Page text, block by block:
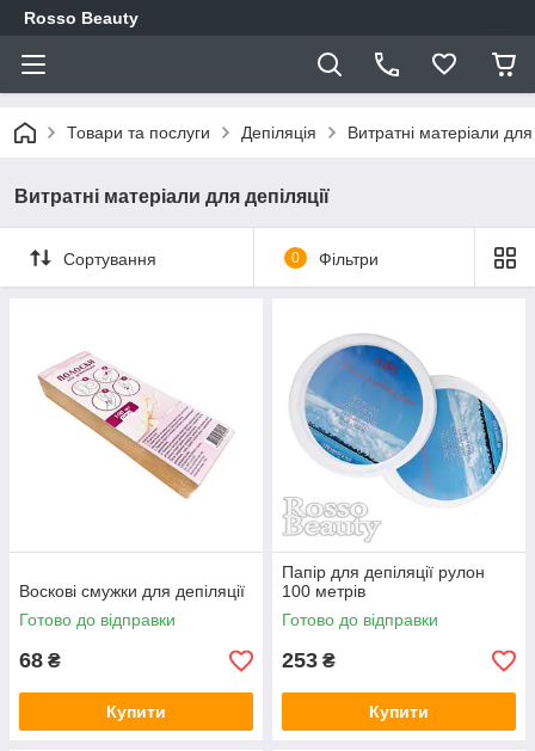
Rosso Beauty
Товари та послуги Депіляція Витратні матеріали для
Витратні матеріали для депіляції
Сортування 0 Фільтри
Воскові смужки для депіляції
Готово до відправки
68 ₴
Купити
Папір для депіляції рулон
100 метрів
Готово до відправки
253 ₴
Купити